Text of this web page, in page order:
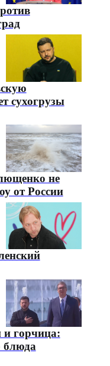
сухогрузы
не
от России
и горчица:
блюда